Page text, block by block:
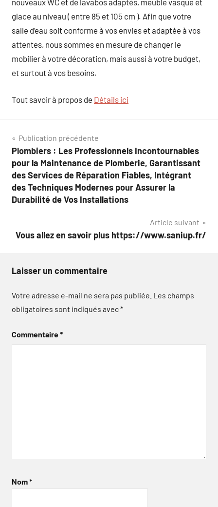
nouveaux WC et de lavabos adaptés, meuble vasque et
glace au niveau ( entre 85 et 105 cm ). Afin que votre
salle d’eau soit conforme à vos envies et adaptée à vos
attentes, nous sommes en mesure de changer le
mobilier à votre décoration, mais aussi à votre budget,
et surtout à vos besoins.
Tout savoir à propos de Détails ici
Navigation
de
l’article
Publication précédente
Plombiers : Les Professionnels Incontournables
pour la Maintenance de Plomberie, Garantissant
des Services de Réparation Fiables, Intégrant
des Techniques Modernes pour Assurer la
Durabilité de Vos Installations
Article suivant
Vous allez en savoir plus https://www.saniup.fr/
Laisser un commentaire
Votre adresse e-mail ne sera pas publiée. Les champs
obligatoires sont indiqués avec*
Commentaire*
Nom*